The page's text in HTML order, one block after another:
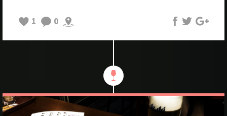
1 0